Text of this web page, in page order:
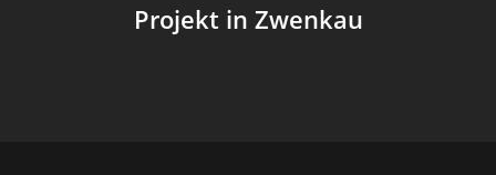
Projekt in Zwenkau